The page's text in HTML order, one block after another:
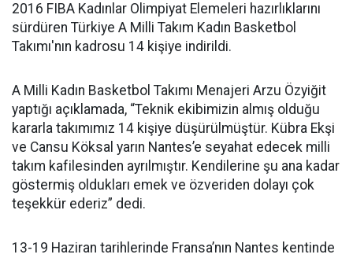
2016 FIBA Kadınlar Olimpiyat Elemeleri hazırlıklarını
sürdüren Türkiye A Milli Takım Kadın Basketbol
Takımı'nın kadrosu 14 kişiye indirildi.
A Milli Kadın Basketbol Takımı Menajeri Arzu Özyiğit
yaptığı açıklamada, “Teknik ekibimizin almış olduğu
kararla takımımız 14 kişiye düşürülmüştür. Kübra Ekşi
ve Cansu Köksal yarın Nantes’e seyahat edecek milli
takım kafilesinden ayrılmıştır. Kendilerine şu ana kadar
göstermiş oldukları emek ve özveriden dolayı çok
teşekkür ederiz” dedi.
13-19 Haziran tarihlerinde Fransa’nın Nantes kentinde